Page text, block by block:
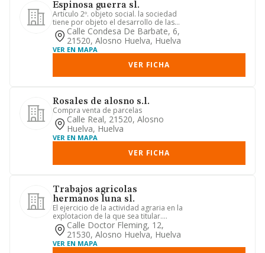
Espinosa guerra sl.
Articulo 2º. objeto social. la sociedad
tiene por objeto el desarrollo de las
siguientes actividade...
Calle Condesa De Barbate, 6,
21520, Alosno Huelva, Huelva
VER EN MAPA
VER FICHA
Rosales de alosno s.l.
Compra venta de parcelas
Calle Real, 21520, Alosno
Huelva, Huelva
VER EN MAPA
VER FICHA
Trabajos agricolas
hermanos luna sl.
El ejercicio de la actividad agraria en la
explotacion de la que sea titular.
trabajo agricolas. la...
Calle Doctor Fleming, 12,
21530, Alosno Huelva, Huelva
VER EN MAPA